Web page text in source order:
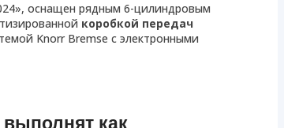
оснащен рядным 6-цилиндровым
коробкой передач
Knorr Bremse с электронными
выполнят как